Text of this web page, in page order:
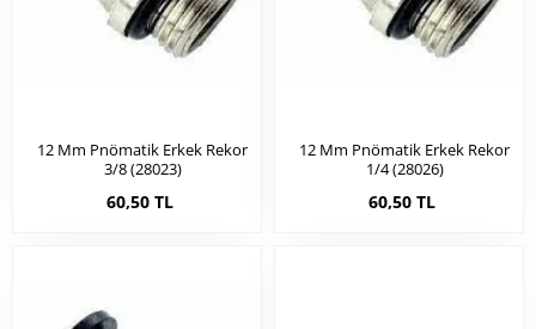
12 Mm Pnömatik Erkek Rekor
3/8 (28023)
60,50 TL
12 Mm Pnömatik Erkek Rekor
1/4 (28026)
60,50 TL